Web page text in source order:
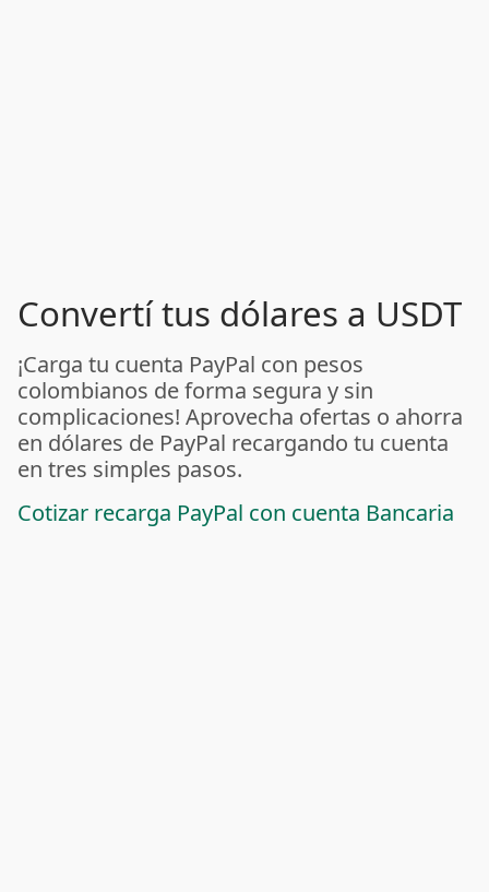
Convertí tus dólares a USDT
¡Carga tu cuenta PayPal con pesos
colombianos de forma segura y sin
complicaciones! Aprovecha ofertas o ahorra
en dólares de PayPal recargando tu cuenta
en tres simples pasos.
Cotizar recarga PayPal con cuenta Bancaria